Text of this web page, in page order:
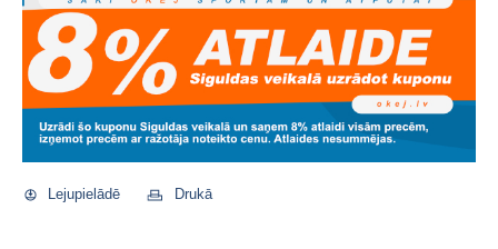
Lejupielādē Drukā